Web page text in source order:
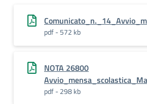
pdf - 572 kb
NOTA 26800
pdf - 298 kb